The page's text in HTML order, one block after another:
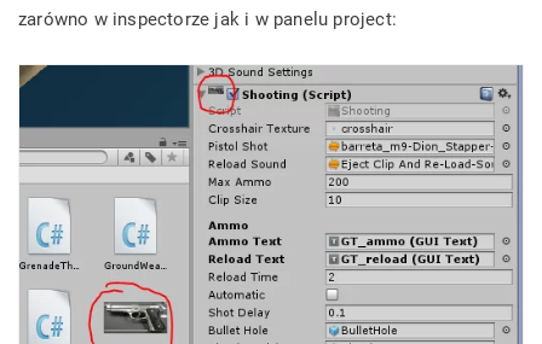
zarówno w inspectorze jak i w panelu project: